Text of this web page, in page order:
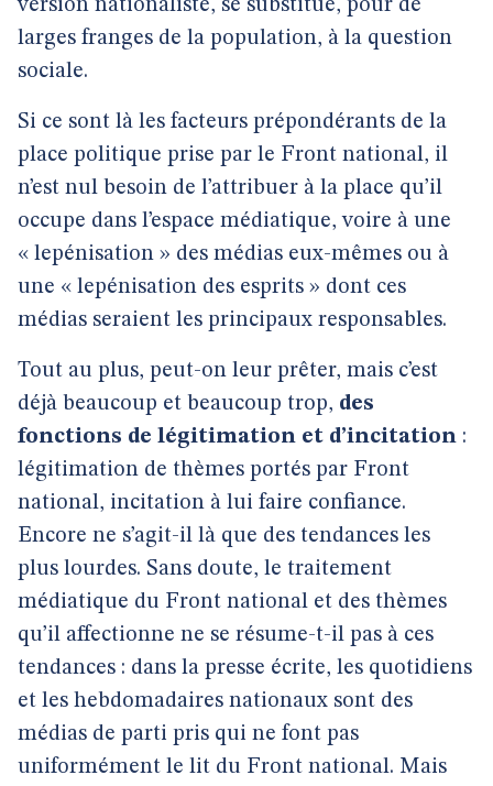
version nationaliste, se substitue, pour de
larges franges de la population, à la question
sociale.
Si ce sont là les facteurs prépondérants de la
place politique prise par le Front national, il
n’est nul besoin de l’attribuer à la place qu’il
occupe dans l’espace médiatique, voire à une
« lepénisation » des médias eux-mêmes ou à
une « lepénisation des esprits » dont ces
médias seraient les principaux responsables.
Tout au plus, peut-on leur prêter, mais c’est
déjà beaucoup et beaucoup trop, des
fonctions de légitimation et d’incitation :
légitimation de thèmes portés par Front
national, incitation à lui faire confiance.
Encore ne s’agit-il là que des tendances les
plus lourdes. Sans doute, le traitement
médiatique du Front national et des thèmes
qu’il affectionne ne se résume-t-il pas à ces
tendances : dans la presse écrite, les quotidiens
et les hebdomadaires nationaux sont des
médias de parti pris qui ne font pas
uniformément le lit du Front national. Mais